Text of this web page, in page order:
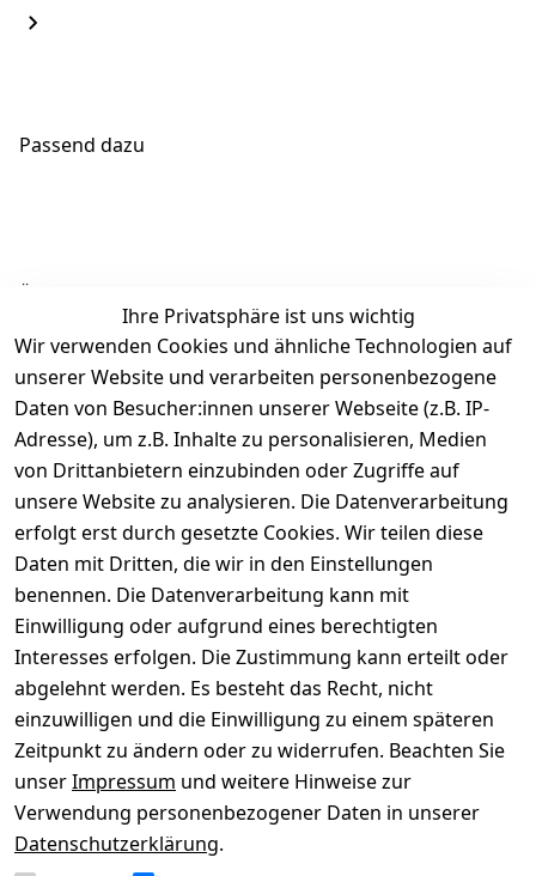
Passend dazu
Ähnliche Produkte
Ihre Privatsphäre ist uns wichtig
Wir verwenden Cookies und ähnliche Technologien auf
unserer Website und verarbeiten personenbezogene
Daten von Besucher:innen unserer Webseite (z.B. IP-
Adresse), um z.B. Inhalte zu personalisieren, Medien
von Drittanbietern einzubinden oder Zugriffe auf
unsere Website zu analysieren. Die Datenverarbeitung
erfolgt erst durch gesetzte Cookies. Wir teilen diese
Daten mit Dritten, die wir in den Einstellungen
benennen. Die Datenverarbeitung kann mit
Einwilligung oder aufgrund eines berechtigten
Interesses erfolgen. Die Zustimmung kann erteilt oder
abgelehnt werden. Es besteht das Recht, nicht
einzuwilligen und die Einwilligung zu einem späteren
Zeitpunkt zu ändern oder zu widerrufen. Beachten Sie
unserImpressum und weitere Hinweise zur
Verwendung personenbezogener Daten in unserer
Datenschutzerklärung.
Rechtliches
AGB
Impressum
Datenschutze
rklärung
Barrierefreihe
itserklärung
Widerrufsrec
ht
Über uns
Kontakt
Registrieren
Kataloge zum
Download
Pflege &
Kundendienst
Kiefermöbel
Hilfe
Wir
versenden
mit
Zahle
bequem per
Vertrag